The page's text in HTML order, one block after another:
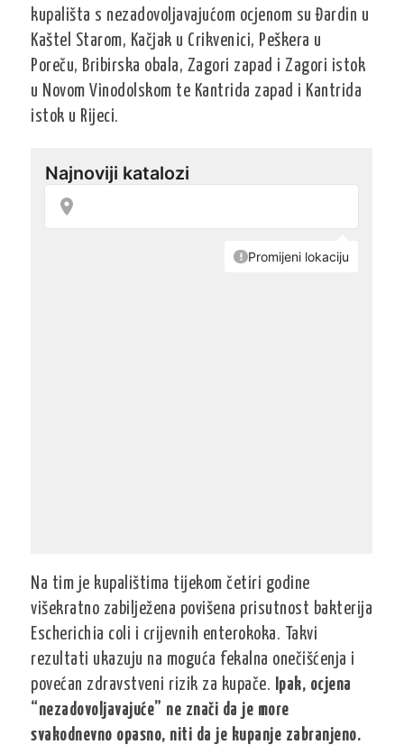
kupališta s nezadovoljavajućom ocjenom su Đardin u
Kaštel Starom, Kačjak u Crikvenici, Peškera u
Poreču, Bribirska obala, Zagori zapad i Zagori istok
u Novom Vinodolskom te Kantrida zapad i Kantrida
istok u Rijeci.
Na tim je kupalištima tijekom četiri godine
višekratno zabilježena povišena prisutnost bakterija
Escherichia coli i crijevnih enterokoka. Takvi
rezultati ukazuju na moguća fekalna onečišćenja i
povećan zdravstveni rizik za kupače. Ipak, ocjena
“nezadovoljavajuće” ne znači da je more
svakodnevno opasno, niti da je kupanje zabranjeno.